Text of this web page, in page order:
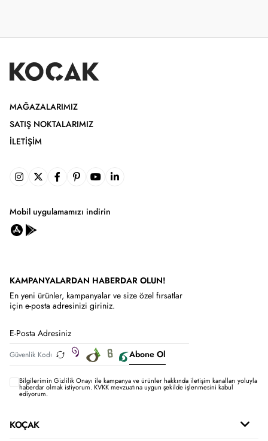
MAĞAZALARIMIZ
SATIŞ NOKTALARIMIZ
İLETIŞIM
Mobil uygulamamızı indirin
KAMPANYALARDAN HABERDAR OLUN!
En yeni ürünler, kampanyalar ve size özel fırsatlar
için e-posta adresinizi giriniz.
Abone Ol
Bilgilerimin Gizlilik Onayı ile kampanya ve ürünler hakkında iletişim kanalları yoluyla
haberdar olmak istiyorum.KVKK mevzuatına uygun şekilde işlenmesini kabul
ediyorum.
KOÇAK